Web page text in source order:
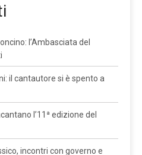
l’Ambasciata del
il cantautore si è spento a
l’11ª edizione del
incontri con governo e